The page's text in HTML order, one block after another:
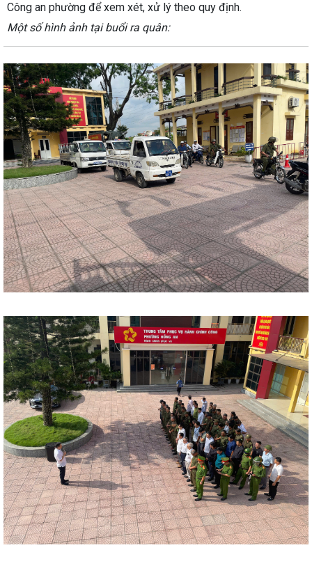
Công an phường để xem xét, xử lý theo quy định.
Một số hình ảnh tại buổi ra quân: